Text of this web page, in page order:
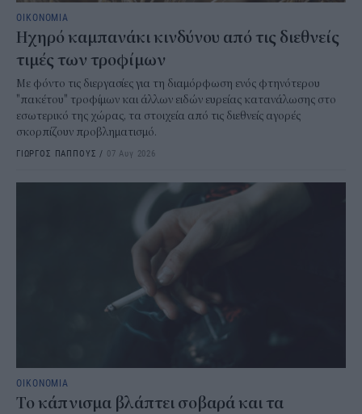
ΟΙΚΟΝΟΜΙΑ
Ηχηρό καμπανάκι κινδύνου από τις διεθνείς
τιμές των τροφίμων
Με φόντο τις διεργασίες για τη διαμόρφωση ενός φτηνότερου
"πακέτου" τροφίμων και άλλων ειδών ευρείας κατανάλωσης στο
εσωτερικό της χώρας, τα στοιχεία από τις διεθνείς αγορές
σκορπίζουν προβληματισμό.
ΓΙΩΡΓΟΣ ΠΑΠΠΟΥΣ / 07 Αυγ 2026
ΟΙΚΟΝΟΜΙΑ
Το κάπνισμα βλάπτει σοβαρά και τα